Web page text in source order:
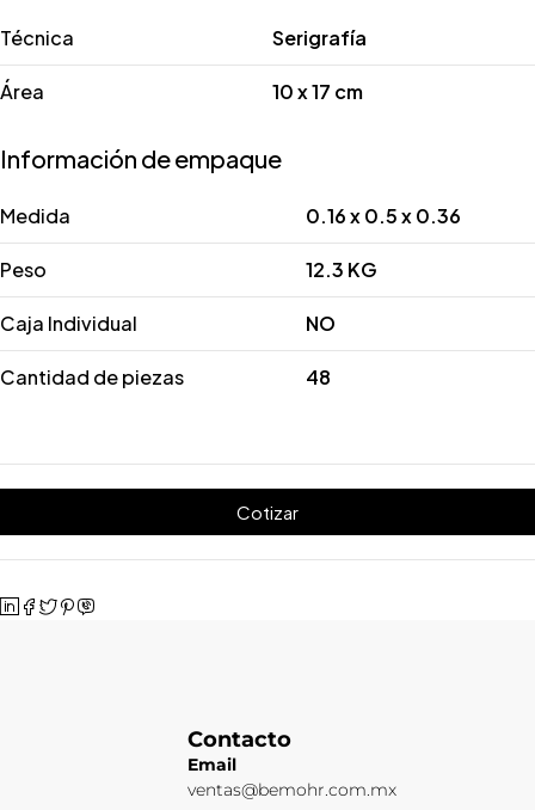
Técnica Serigrafía
Área 10 x 17 cm
Información de empaque
Medida 0.16 x 0.5 x 0.36
Peso 12.3 KG
Caja Individual NO
Cantidad de piezas 48
Cotizar
Contacto
Email
ventas@bemohr.com.mx